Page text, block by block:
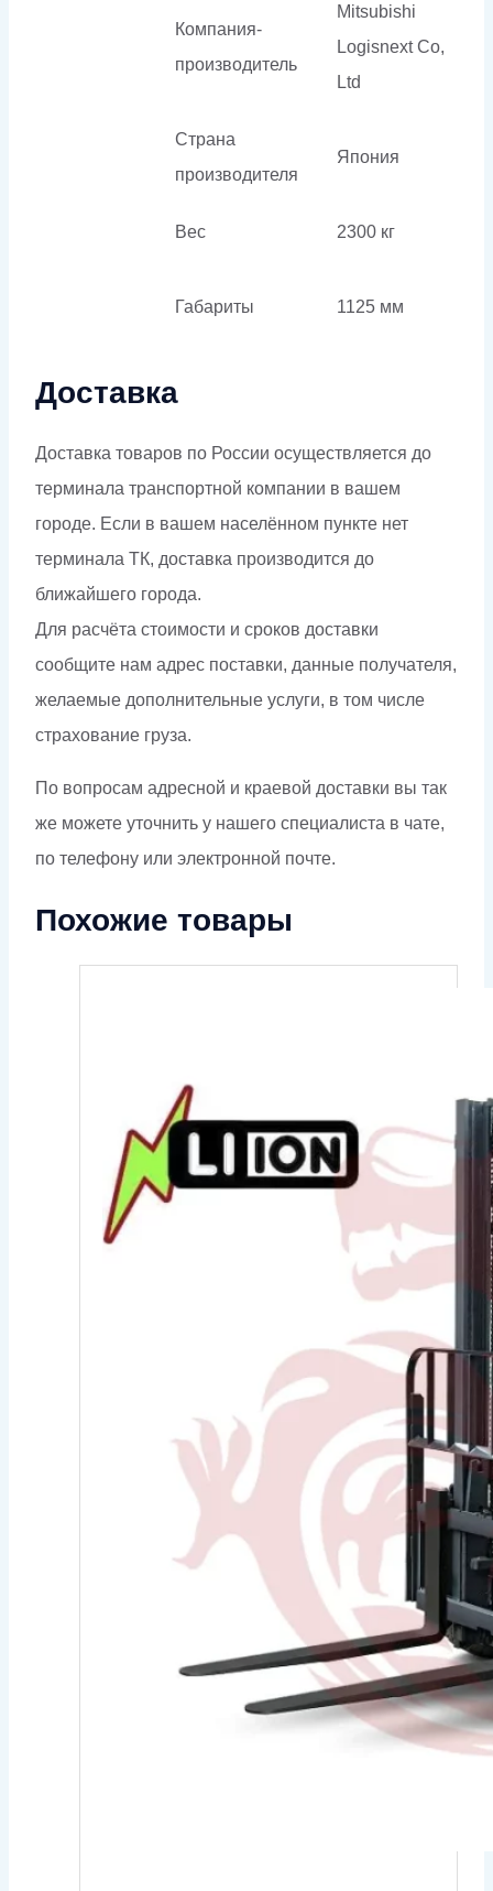
Компания-
производитель
Mitsubishi
Logisnext Co,
Ltd
Страна
производителя
Япония
Вес 2300 кг
Габариты 1125 мм
Доставка
Доставка товаров по России осуществляется до
терминала транспортной компании в вашем
городе. Если в вашем населённом пункте нет
терминала ТК, доставка производится до
ближайшего города.
Для расчёта стоимости и сроков доставки
сообщите нам адрес поставки, данные получателя,
желаемые дополнительные услуги, в том числе
страхование груза.
По вопросам адресной и краевой доставки вы так
же можете уточнить у нашего специалиста в чате,
по телефону или электронной почте.
Похожие товары